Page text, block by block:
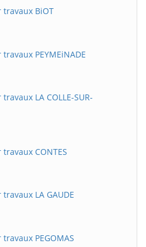
travaux BiOT
PEYMEiNADE
LA COLLE-SUR-
CONTES
LA GAUDE
PEGOMAS